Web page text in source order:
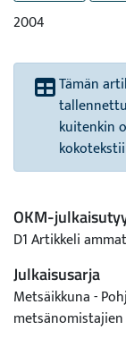
2004
Tämän
kuitenkin
OKM-
D1 Artikkeli
Julkaisusarja
Metsäikkuna -